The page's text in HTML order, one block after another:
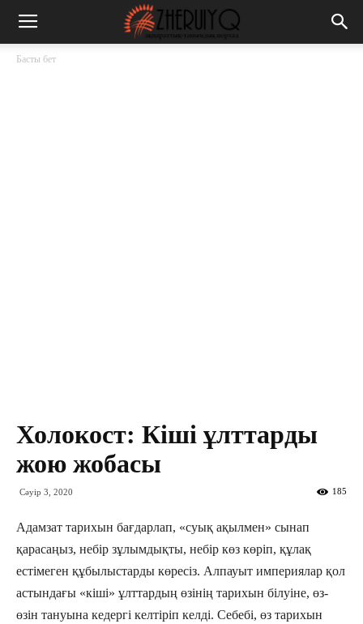
Басты бет
Холокост: Кіші ұлттарды
жою жобасы
Сәуір 3, 2020 185
Адамзат тарихын бағдарлап, «суық ақылмен» сынап
қарасаңыз, небір зұлымдықты, небір көз көріп, құлақ
естімеген құбылыстарды көресіз. Алпауыт империялар қол
астындағы «кіші» ұлттардың өзінің тарихын білуіне, өз-
өзін тануына кедергі келтіріп келді. Себебі, өз тарихын